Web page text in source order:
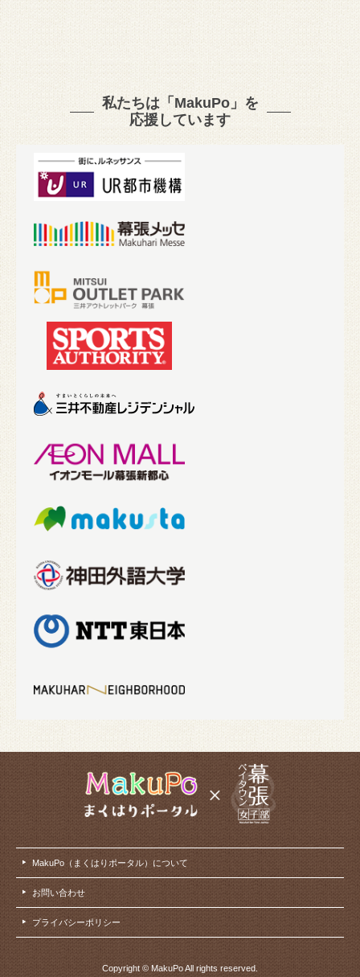
私たちは「MakuPo」を
応援しています
MakuPo（まくはりポータル）について
お問い合わせ
プライバシーポリシー
Copyright © MakuPo All rights reserved.